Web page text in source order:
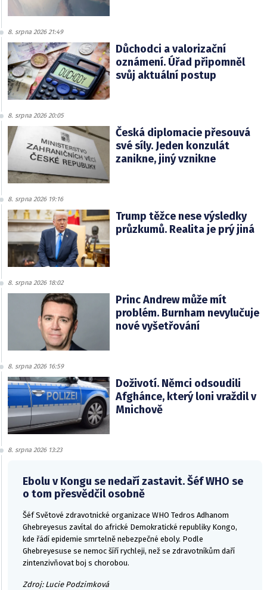
8. srpna 2026 21:49
Důchodci a valorizační
oznámení. Úřad připomněl
svůj aktuální postup
8. srpna 2026 20:05
Česká diplomacie přesouvá
své síly. Jeden konzulát
zanikne, jiný vznikne
8. srpna 2026 19:16
Trump těžce nese výsledky
průzkumů. Realita je prý jiná
8. srpna 2026 18:02
Princ Andrew může mít
problém. Burnham nevylučuje
nové vyšetřování
8. srpna 2026 16:59
Doživotí. Němci odsoudili
Afghánce, který loni vraždil v
Mnichově
8. srpna 2026 13:23
Ebolu v Kongu se nedaří zastavit. Šéf WHO se
o tom přesvědčil osobně
Šéf Světové zdravotnické organizace WHO Tedros Adhanom
Ghebreyesus zavítal do africké Demokratické republiky Kongo,
kde řádí epidemie smrtelně nebezpečné eboly. Podle
Ghebreyesuse se nemoc šíří rychleji, než se zdravotníkům daří
zintenzivňovat boj s chorobou.
Zdroj: Lucie Podzimková